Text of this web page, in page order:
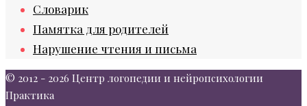
Словарик
Памятка для родителей
Нарушение чтения и письма
© 2012 - 2026 Центр логопедии и нейропсихологии
Практика